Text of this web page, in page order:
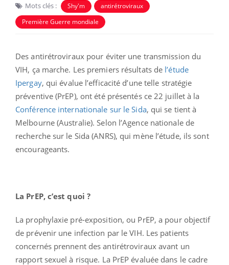
Mots clés : Shy'm
antirétroviraux
Première Guerre mondiale
Des antirétroviraux pour éviter une transmission du
VIH, ça marche. Les premiers résultats de l’étude
Ipergay, qui évalue l’efficacité d’une telle stratégie
préventive (PrEP), ont été présentés ce 22 juillet à la
Conférence internationale sur le Sida, qui se tient à
Melbourne (Australie). Selon l’Agence nationale de
recherche sur le Sida (ANRS), qui mène l’étude, ils sont
encourageants.
La PrEP, c’est quoi ?
La prophylaxie pré-exposition, ou PrEP, a pour objectif
de prévenir une infection par le VIH. Les patients
concernés prennent des antirétroviraux avant un
rapport sexuel à risque. La PrEP évaluée dans le cadre